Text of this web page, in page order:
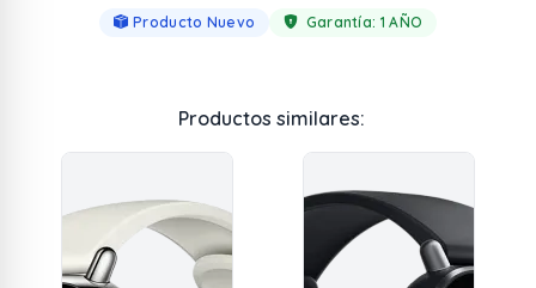
Producto Nuevo Garantía: 1 AÑO
Productos similares: